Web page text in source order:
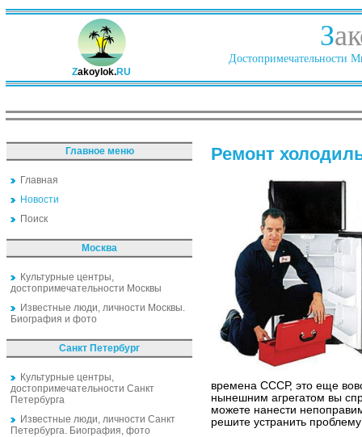
Zakoylok.RU
З
Достопримечательности
Главное меню
Главная
Новости
Поиск
Москва
Культурные центры,
достопримечательности Москвы
Известные люди, личности Москвы.
Биография и фото
Санкт Петербург
Культурные центры,
достопримечательности Санкт
Петербурга
Известные люди, личности Санкт
Петербурга. Биография, фото
Ремонт
времена СССР, это еще
нынешним агрегатом вы
можете нанести
решите устранить